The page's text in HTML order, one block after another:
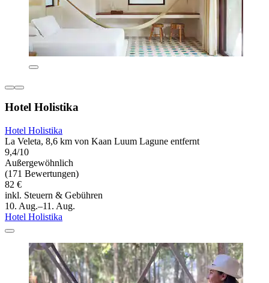
Hotel Holistika
Hotel Holistika
La Veleta, 8,6 km von Kaan Luum Lagune entfernt
9,4/10
Außergewöhnlich
(171 Bewertungen)
82 €
inkl. Steuern & Gebühren
10. Aug.–11. Aug.
Hotel Holistika